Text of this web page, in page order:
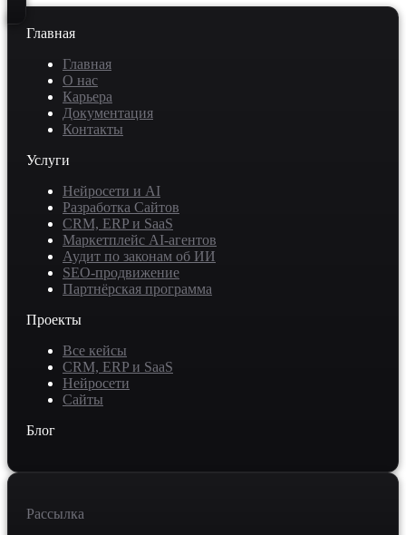
Главная
Главная
О нас
Карьера
Документация
Контакты
Услуги
Нейросети и AI
Разработка Сайтов
CRM, ERP и SaaS
Маркетплейс AI-агентов
Аудит по законам об ИИ
SEO-продвижение
Партнёрская программа
Проекты
Все кейсы
CRM, ERP и SaaS
Нейросети
Сайты
Блог
Рассылка